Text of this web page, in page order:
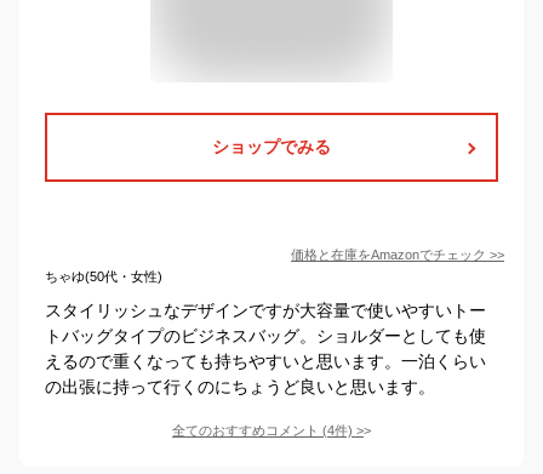
ショップでみる
価格と在庫をAmazonでチェック >>
ちゃゆ(50代・女性)
スタイリッシュなデザインですが大容量で使いやすいトー
トバッグタイプのビジネスバッグ。ショルダーとしても使
えるので重くなっても持ちやすいと思います。一泊くらい
の出張に持って行くのにちょうど良いと思います。
全てのおすすめコメント (4件) >